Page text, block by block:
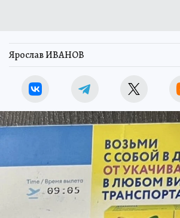
Ярослав ИВАНОВ